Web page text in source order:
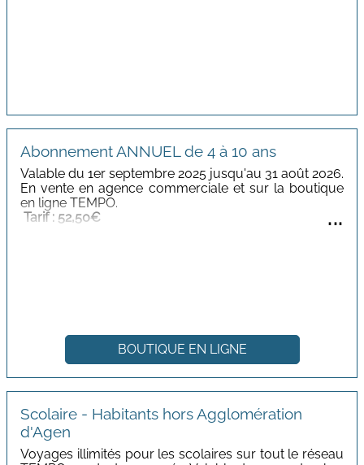
Abonnement ANNUEL de 4 à 10 ans
Valable du 1er septembre 2025 jusqu'au 31 août 2026.
En vente en agence commerciale et sur la boutique
en ligne TEMPO.
Tarif : 52,50€ ...
BOUTIQUE EN LIGNE
Scolaire - Habitants hors Agglomération
d'Agen
Voyages illimités pour les scolaires sur tout le réseau